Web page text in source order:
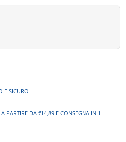
E SICURO
A PARTIRE DA €14,89 E CONSEGNA IN 1